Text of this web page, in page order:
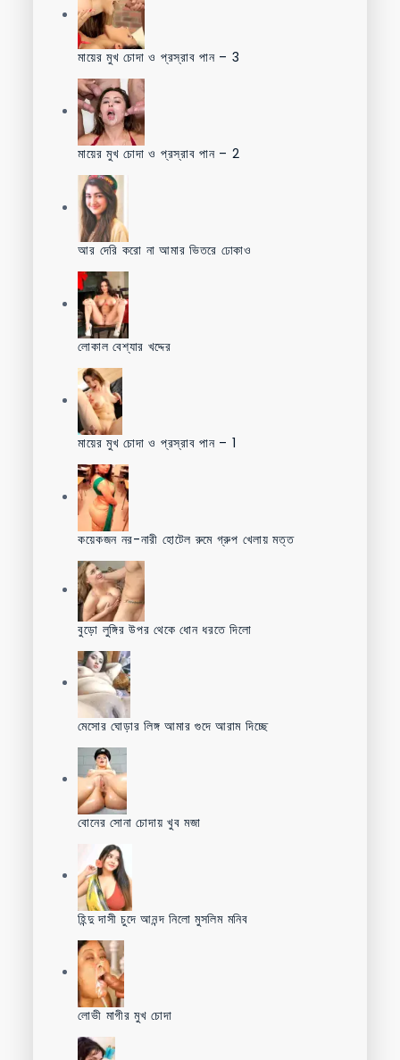
মায়ের মুখ চোদা ও প্রস্রাব পান – 3
মায়ের মুখ চোদা ও প্রস্রাব পান – 2
আর দেরি করো না আমার ভিতরে ঢোকাও
লোকাল বেশ্যার খদ্দের
মায়ের মুখ চোদা ও প্রস্রাব পান – 1
কয়েকজন নর-নারী হোটেল রুমে গ্রুপ খেলায় মত্ত
বুড়ো লুঙ্গির উপর থেকে ধোন ধরতে দিলো
মেসোর ঘোড়ার লিঙ্গ আমার গুদে আরাম দিচ্ছে
বোনের সোনা চোদায় খুব মজা
হিন্দু দাসী চুদে আনন্দ নিলো মুসলিম মনিব
লোভী মাগীর মুখ চোদা